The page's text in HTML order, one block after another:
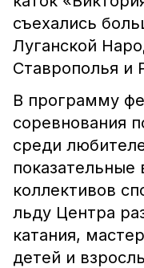
съехались
Луганской
Ставрополья и
В программу
соревнования
среди
показательные
коллективов
льду Центра
катания,
детей и